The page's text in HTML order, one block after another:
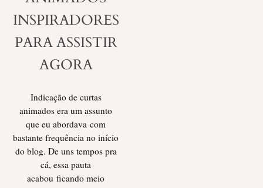
INSPIRADORES
PARA ASSISTIR
AGORA
Indicação de curtas
animados era um assunto
que eu abordava com
bastante frequência no início
do blog. De uns tempos pra
cá, essa pauta
acabou ficando meio